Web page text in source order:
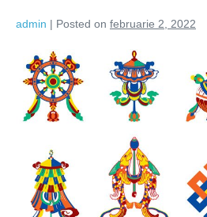
admin | Posted on februarie 2, 2022
Perioada
Februarie-
2022
perioadă
guvernată